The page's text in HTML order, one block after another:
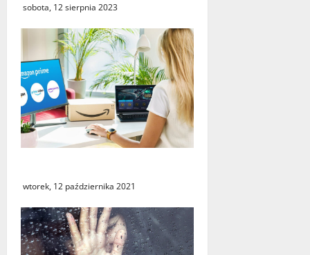
sobota, 12 sierpnia 2023
wtorek, 12 października 2021